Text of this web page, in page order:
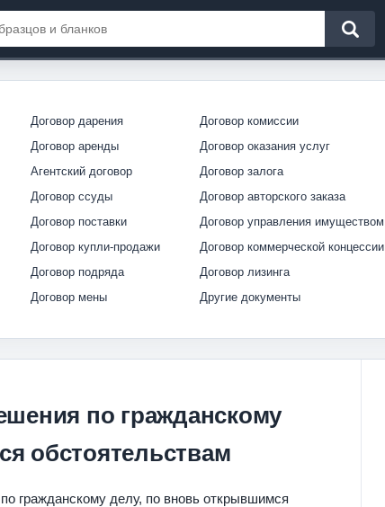
Договор дарения
Договор аренды
Агентский договор
Договор ссуды
Договор поставки
Договор купли-продажи
Договор подряда
Договор мены
Договор комиссии
Договор оказания услуг
Договор залога
Договор авторского заказа
Договор управления имуществом
Договор коммерческой концессии
Договор лизинга
Другие документы
по гражданскому
обстоятельствам
гражданскому делу, по вновь открывшимся